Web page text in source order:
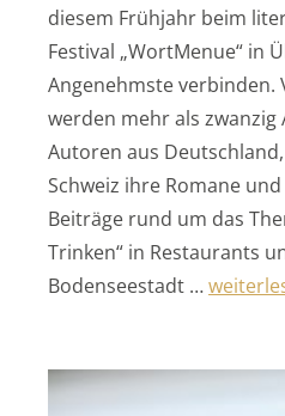
diesem Frühjahr beim
Festival „WortMenue“ in
Angenehmste verbinden.
werden mehr als
Autoren aus
Schweiz ihre Romane
Beiträge rund um das
Trinken“ in Restaurants
Bodenseestadt …